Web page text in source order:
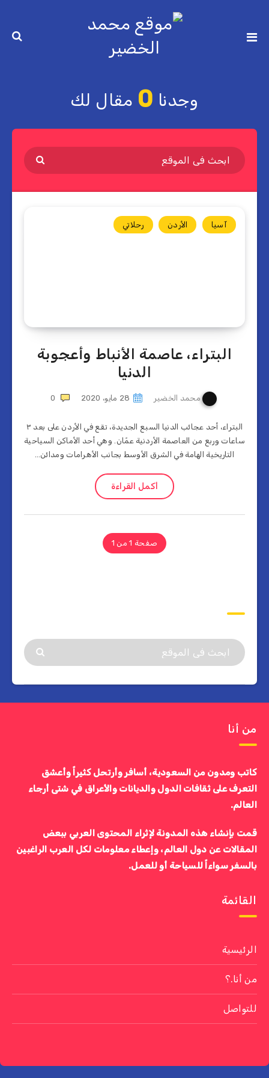
وجدنا 0 مقال لك
آسيا الأردن رحلاتي
البتراء، عاصمة الأنباط وأعجوبة
الدنيا
محمد الخضير 28 مايو، 2020 0
البتراء، أحد عجائب الدنيا السبع الجديدة، تقع في الأردن على بعد ٣
ساعات وربع من العاصمة الأردنية عمّان. وهي أحد الأماكن السياحية
التاريخية الهامة في الشرق الأوسط بجانب الأهرامات ومدائن…
أكمل القراءة
صفحة 1 من 1
من أنا
كاتب ومدون من السعودية، أسافر وأرتحل كثيراً وأعشق
التعرف على ثقافات الدول والديانات والأعراق في شتى أرجاء
العالم.
قمت بإنشاء هذه المدونة لإثراء المحتوى العربي ببعض
المقالات عن دول العالم، وإعطاء معلومات لكل العرب الراغبين
بالسفر سواءاً للسياحة أو للعمل.
القائمة
الرئيسية
من أنا.؟
للتواصل